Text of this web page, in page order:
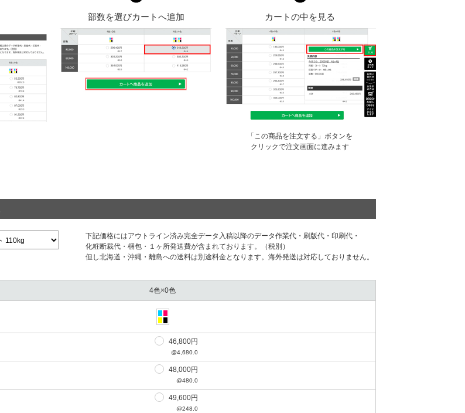
部数を選びカートへ追加 カートの中を見る
「この商品を注文する」ボタンを
クリックで注文画面に進みます
下記価格にはアウトライン済み完全データ⼊稿以降のデータ作業代・刷版代・印刷代・
化粧断裁代・梱包・１ヶ所発送費が含まれております。（税別）
但し北海道・沖縄・離島への送料は別途料⾦となります。海外発送は対応しておりません。
4色×0色
46,800円
@4,680.0
48,000円
@480.0
49,600円
@248.0